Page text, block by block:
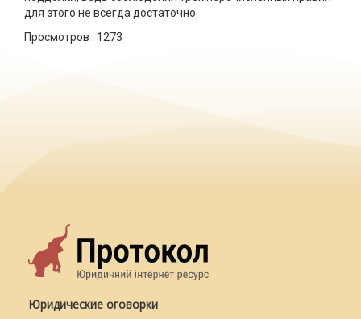
для этого не всегда достаточно.
Просмотров : 1273
Юридические оговорки